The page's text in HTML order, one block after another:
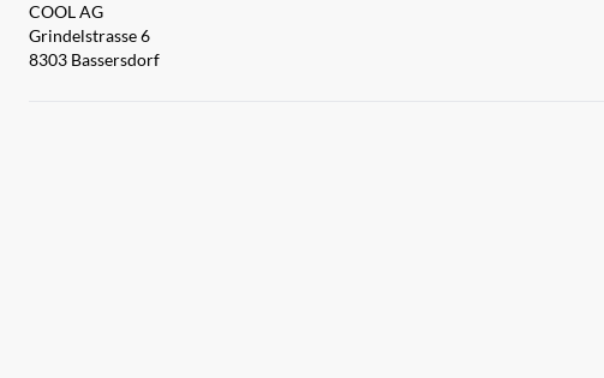
COOL AG
Grindelstrasse 6
8303 Bassersdorf